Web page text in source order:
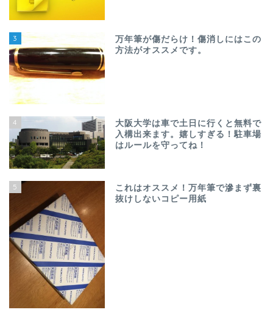
3
万年筆が傷だらけ！傷消しにはこの
方法がオススメです。
4
大阪大学は車で土日に行くと無料で
入構出来ます。嬉しすぎる！駐車場
はルールを守ってね！
5
これはオススメ！万年筆で滲まず裏
抜けしないコピー用紙